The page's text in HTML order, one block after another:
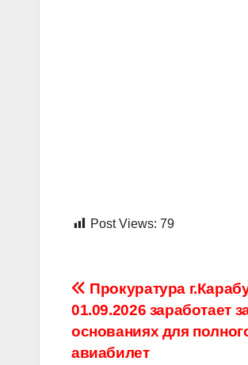
Post Views: 79
Навигация
по
Прокуратура
01.09.2026 заработает
основаниях для
авиабилет